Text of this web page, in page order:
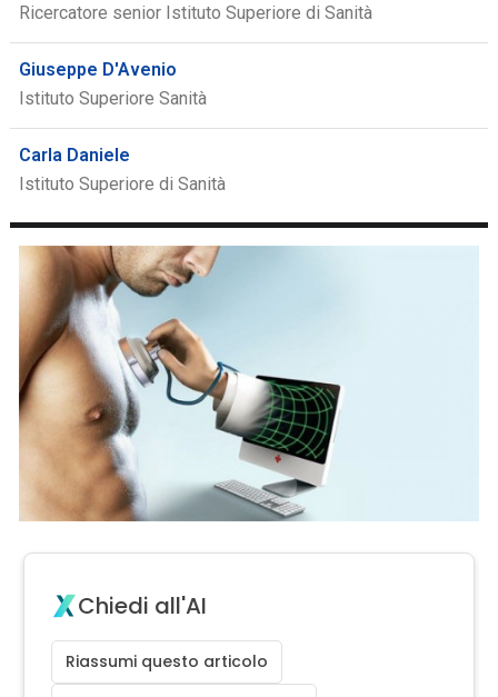
Ricercatore senior Istituto Superiore di Sanità
Giuseppe D'Avenio
Istituto Superiore Sanità
Carla Daniele
Istituto Superiore di Sanità
Chiedi all'AI
Riassumi questo articolo